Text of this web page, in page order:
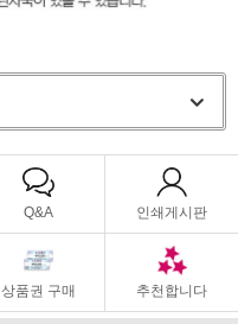
Q&A 인쇄게시판
상품권 구매 추천합니다